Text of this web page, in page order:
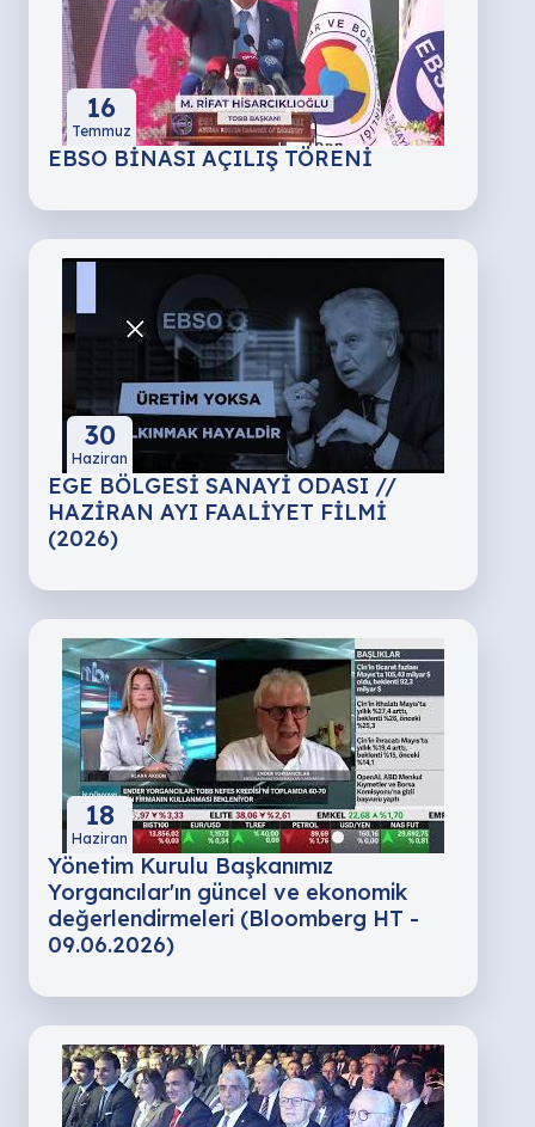
16
Temmuz
EBSO BİNASI AÇILIŞ TÖRENİ
30
Haziran
EGE BÖLGESİ SANAYİ ODASI //
HAZİRAN AYI FAALİYET FİLMİ
(2026)
18
Haziran
Yönetim Kurulu Başkanımız
Yorgancılar'ın güncel ve ekonomik
değerlendirmeleri (Bloomberg HT -
09.06.2026)